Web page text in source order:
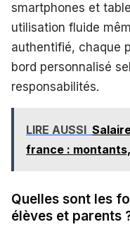
smartphones et
utilisation fluide
authentifié, chaque
bord personnalisé
responsabilités.
LIRE AUSSI
france :
Quelles sont les
élèves et parents